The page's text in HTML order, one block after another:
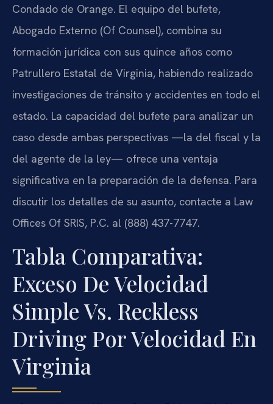
Condado de Orange. El equipo del bufete,
Abogado Externo (Of Counsel), combina su
formación jurídica con sus quince años como
Patrullero Estatal de Virginia, habiendo realizado
investigaciones de tránsito y accidentes en todo el
estado. La capacidad del bufete para analizar un
caso desde ambas perspectivas —la del fiscal y la
del agente de la ley— ofrece una ventaja
significativa en la preparación de la defensa. Para
discutir los detalles de su asunto, contacte a Law
Offices Of SRIS, P.C. al (888) 437-7747.
Tabla Comparativa:
Exceso De Velocidad
Simple Vs. Reckless
Driving Por Velocidad En
Virginia